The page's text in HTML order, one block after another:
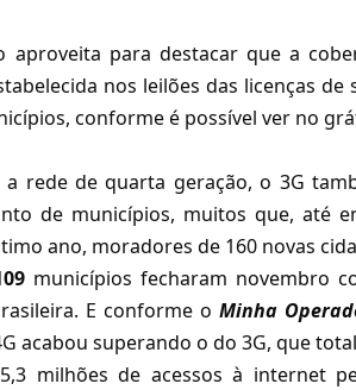
aproveita para destacar que a
nos leilões das licenças
conforme é possível ver no
a rede de quarta geração, o 3G
de municípios, muitos que, até
ano, moradores de 160 novas
municípios fecharam novembro
E conforme oMinha
acabou superando o do 3G, que
milhões de acessos à internet